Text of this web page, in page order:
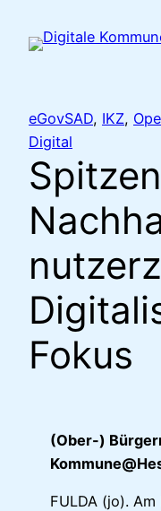
Inhalt
eGovSAD, IKZ,
Digital
Fokus
(Ober-)
FULDA (jo).